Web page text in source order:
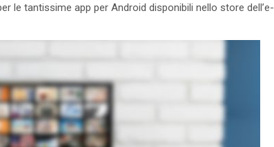
le tantissime app per Android disponibili nello store dell’e-